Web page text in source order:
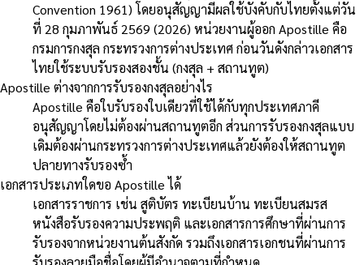
Convention 1961) โดยอนุสัญญามีผลใช้บังคับกับไทยตั้งแต่วัน
ที่ 28 กุมภาพันธ์ 2569 (2026) หน่วยงานผู้ออก Apostille คือ
กรมการกงสุล กระทรวงการต่างประเทศ ก่อนวันดังกล่าวเอกสาร
ไทยใช้ระบบรับรองสองชั้น (กงสุล + สถานทูต)
Apostille ต่างจากการรับรองกงสุลอย่างไร
Apostille คือใบรับรองใบเดียวที่ใช้ได้กับทุกประเทศภาคี
อนุสัญญาโดยไม่ต้องผ่านสถานทูตอีก ส่วนการรับรองกงสุลแบบ
เดิมต้องผ่านกระทรวงการต่างประเทศแล้วยังต้องให้สถานทูต
ปลายทางรับรองซ้ำ
เอกสารประเภทใดขอ Apostille ได้
เอกสารราชการ เช่น สูติบัตร ทะเบียนบ้าน ทะเบียนสมรส
หนังสือรับรองความประพฤติ และเอกสารการศึกษาที่ผ่านการ
รับรองจากหน่วยงานต้นสังกัด รวมถึงเอกสารเอกชนที่ผ่านการ